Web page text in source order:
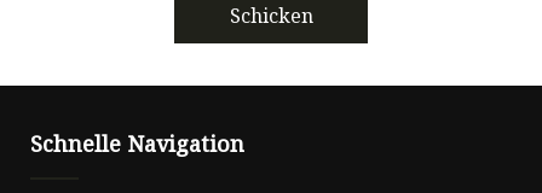
Schicken
Schnelle Navigation